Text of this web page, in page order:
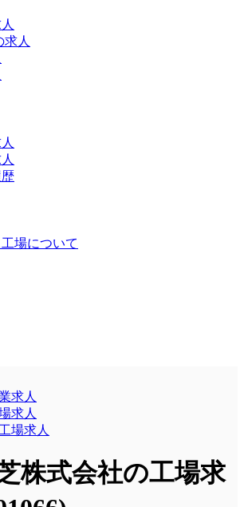
求人
場について
求人
求人
場求人
株式会社の工場求